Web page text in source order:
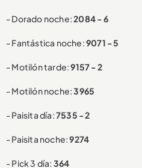
- Dorado noche:2084 - 6
- Fantástica noche:9071 - 5
- Motilón tarde:9157 - 2
- Motilón noche:3965
- Paisita día:7535 - 2
- Paisita noche:9274
- Pick 3 día: 364